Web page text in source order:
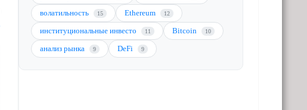
волатильность 15 Ethereum 12
институциональные инвесто 11 Bitcoin 10
анализ рынка 9 DeFi 9